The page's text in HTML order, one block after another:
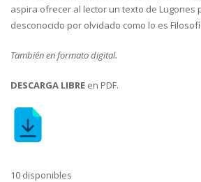
aspira ofrecer al lector un texto de Lugones
desconocido por olvidado como lo es
También en formato digital.
DESCARGA LIBRE en PDF.
10 disponibles